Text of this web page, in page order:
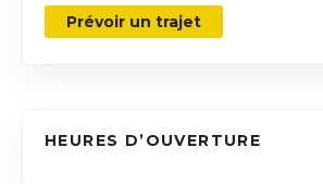
Prévoir un trajet
HEURES D’OUVERTURE